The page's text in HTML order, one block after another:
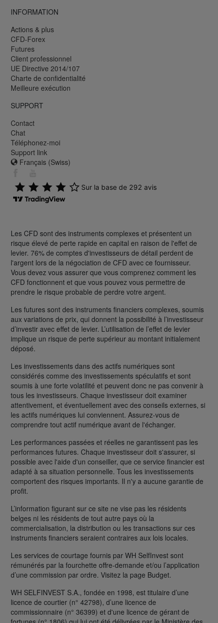
INFORMATION
Actions & plus
CFD-Forex
Futures
Client professionnel
UE Directive 2014/107
Charte de confidentialité
Meilleure exécution
SUPPORT
Contact
Chat
Téléphonez-moi
Support link
Français (Swiss)
Les CFD sont des instruments complexes et présentent un
risque élevé de perte rapide en capital en raison de l'effet de
levier. 76% de comptes d'investisseurs de détail perdent de
l'argent lors de la négociation de CFD avec ce fournisseur.
Vous devez vous assurer que vous comprenez comment les
CFD fonctionnent et que vous pouvez vous permettre de
prendre le risque probable de perdre votre argent.
Les futures sont des instruments financiers complexes, soumis
aux variations de prix, qui donnent la possibilité à l’investisseur
d’investir avec effet de levier. L’utilisation de l’effet de levier
implique un risque de perte supérieur au montant initialement
déposé.
Les investissements dans des actifs numériques sont
considérés comme des investissements spéculatifs et sont
soumis à une forte volatilité et peuvent donc ne pas convenir à
tous les investisseurs. Chaque investisseur doit examiner
attentivement, et éventuellement avec des conseils externes, si
les actifs numériques lui conviennent. Assurez-vous de
comprendre tout actif numérique avant de l'échanger.
Les performances passées et réelles ne garantissent pas les
performances futures. Chaque investisseur doit s'assurer, si
possible avec l'aide d'un conseiller, que ce service financier est
adapté à sa situation personnelle. Tous les investissements
comportent des risques importants. Il n'y a aucune garantie de
profit.
L’information figurant sur ce site ne vise pas les résidents
belges ni les résidents de tout autre pays où la
commercialisation, la distribution ou les transactions sur ces
instruments financiers seraient contraires aux lois locales.
Les services de courtage fournis par WH SelfInvest sont
rémunérés par la fourchette offre-demande et/ou l’application
d’une commission par ordre. Visitez la page Budget.
WH SELFINVEST S.A., fondée en 1998, est titulaire d’une
licence de courtier (n° 42798), d’une licence de
commissionnaire (n° 36399) et d'une licence de gérant de